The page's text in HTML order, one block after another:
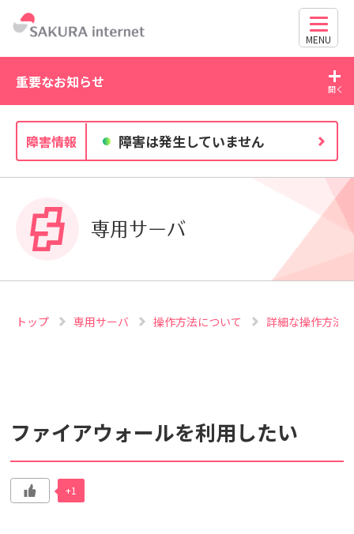
MENU
動画マニュアル
重要なお知らせ
2026/07/21
WordPress の脆弱性にご注意ください（CVE-2026-
障害情報 障害は発生していません
専用サーバ
トップ 専用サーバ 操作方法について 詳細な操作方法
ファイアウォールを利用したい
+1